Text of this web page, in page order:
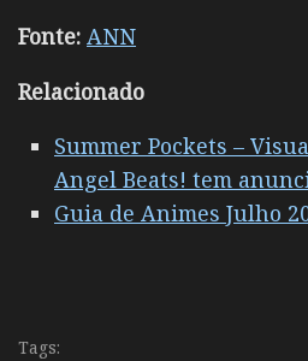
Fonte: ANN
Relacionado
Summer Pockets –
Angel Beats! tem
Guia de Animes Julho
Tags: